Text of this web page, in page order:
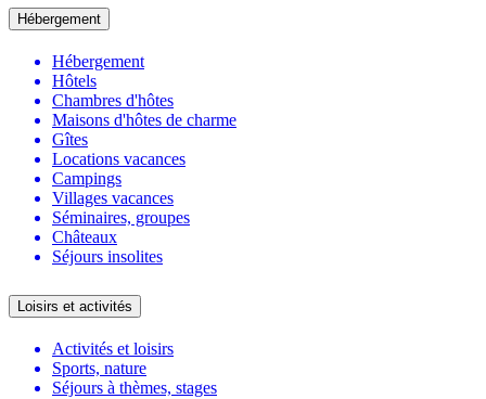
Hébergement
Hébergement
Hôtels
Chambres d'hôtes
Maisons d'hôtes de charme
Gîtes
Locations vacances
Campings
Villages vacances
Séminaires, groupes
Châteaux
Séjours insolites
Loisirs et activités
Activités et loisirs
Sports, nature
Séjours à thèmes, stages